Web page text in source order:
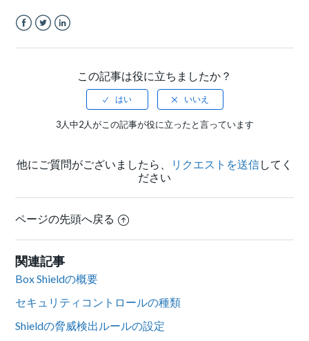
この記事は役に立ちましたか？
3人中2人がこの記事が役に立ったと言っています
他にご質問がございましたら、 リクエストを送信してく
ださい
ページの先頭へ戻る
関連記事
Box Shieldの概要
セキュリティコントロールの種類
Shieldの脅威検出ルールの設定